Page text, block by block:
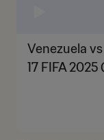
Venezuela
17 FIFA